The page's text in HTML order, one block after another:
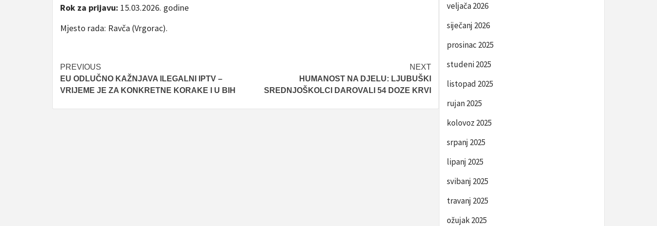
Rok za prijavu: 15.03.2026. godine
Mjesto rada: Ravča (Vrgorac).
Post
navigation
PREVIOUS
EU ODLUČNO KAŽNJAVA ILEGALNI IPTV –
VRIJEME JE ZA KONKRETNE KORAKE I U BIH
NEXT
HUMANOST NA DJELU: LJUBUŠKI
SREDNJOŠKOLCI DAROVALI 54 DOZE KRVI
veljača 2026
siječanj 2026
prosinac 2025
studeni 2025
listopad 2025
rujan 2025
kolovoz 2025
srpanj 2025
lipanj 2025
svibanj 2025
travanj 2025
ožujak 2025